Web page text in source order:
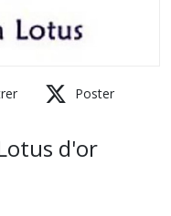
Poster
d'or